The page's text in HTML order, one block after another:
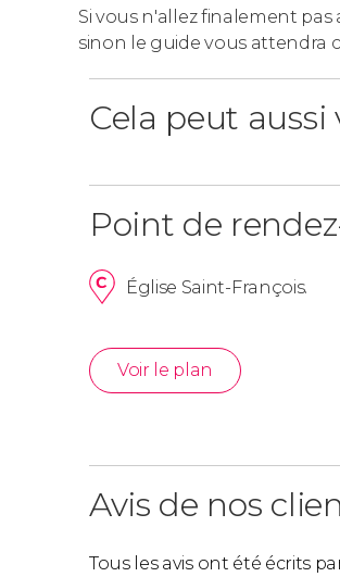
Groupes
Ce free tour n'accepte pas
différentes réservations.
Si vous n'allez finalement pas
sinon le guide vous attendra
Cela peut aussi
Point de
Église Saint-François.
Voir le plan
Avis de nos
Tous les avis ont été écrits